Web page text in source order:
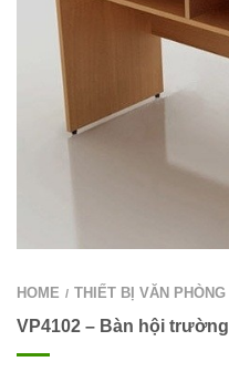
HOME / THIẾT BỊ VĂN PHÒNG
VP4102 – Bàn hội trường